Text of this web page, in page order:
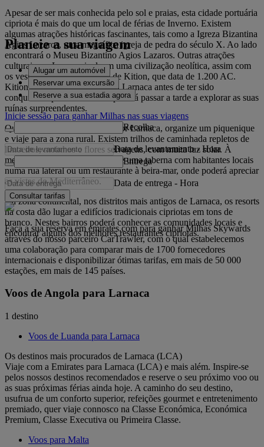
Apesar de ser mais conhecida pelo sol e praias, esta cidade portuária
cipriota é mais do que um local de férias de Inverno. Existem
algumas atrações históricas fascinantes, tais como a Igreza Bizantina
Agios Lazaros, uma magnífica igreja de pedra do século X. Ao lado
encontrará o Museu Bizantino Agios Lazaros. Outras atrações
culturais em Larnaca incluem uma civilização neolítica, assim com
os vestígios da antiga cidade de Kition, que data de 1.200 AC.
Kition foi a precursora da atual Larnaca antes de ter sido
conquistada pelos Fenícios e poderá passar a tarde a explorar as suas
ruínas surpreendentes.
Quando não estiver a passear por Larnaca, organize um piquenique
e viaje para a zona rural. Existem trilhos de caminhada repletos de
limoeiros, moinhos e flores selvagens, com muita luz solar. À
medida que a noite cai, encontre uma taberna com habitantes locais
numa rua lateral ou um restaurante à beira-mar, onde poderá apreciar
as vistas do Mediterrâneo.
Na zona continental, nos distritos mais antigos de Larnaca, os resorts
na costa dão lugar a edifícios tradicionais cipriotas em tons de
branco. Nestes bairros poderá conhecer as comunidades locais e
encontrar alguns dos melhores restaurantes cipriotas.
Planeie a sua viagem
Alugar um automóvel
Reservar uma excursão
Reserve a sua estadia agora
Inicie sessão para ganhar Milhas nas suas viagens
Recolha
Data de levantamento - Hora
Entrega
Data de entrega - Hora
Consultar tarifas
Faça a sua reserva em emirates.com para ganhar Milhas Skywards
através do nosso parceiro CarTrawler, com o qual estabelecemos
uma colaboração para comparar mais de 1700 fornecedores
internacionais e disponibilizar ótimas tarifas, em mais de 50 000
estações, em mais de 145 países.
Voos de Angola para Larnaca
1 destino
Voos de Luanda para Larnaca
Os destinos mais procurados de Larnaca (LCA)
Viaje com a Emirates para Larnaca (LCA) e mais além. Inspire-se
pelos nossos destinos recomendados e reserve o seu próximo voo ou
as suas próximas férias ainda hoje. A caminho do seu destino,
usufrua de um conforto superior, refeições gourmet e entretenimento
premiado, quer viaje connosco na Classe Económica, Económica
Premium, Classe Executiva ou Primeira Classe.
Voos para Malta